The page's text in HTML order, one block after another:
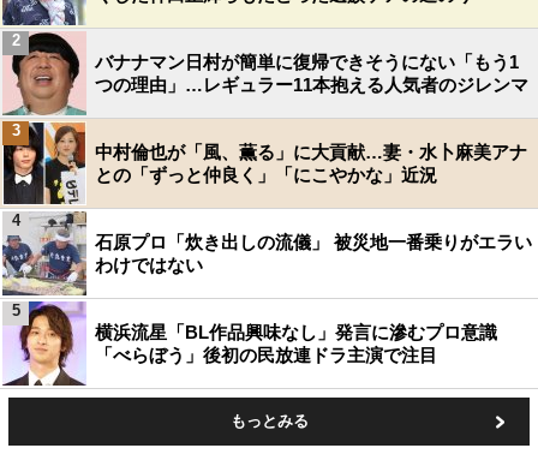
バナナマン日村が簡単に復帰できそうにない「もう1
つの理由」…レギュラー11本抱える人気者のジレンマ
2
中村倫也が「風、薫る」に大貢献…妻・水卜麻美アナ
との「ずっと仲良く」「にこやかな」近況
3
石原プロ「炊き出しの流儀」 被災地一番乗りがエラい
わけではない
4
横浜流星「BL作品興味なし」発言に滲むプロ意識
「べらぼう」後初の民放連ドラ主演で注目
5
もっとみる